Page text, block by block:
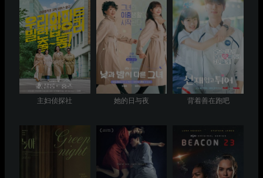
主妇侦探社 她的日与夜 背着善在跑吧